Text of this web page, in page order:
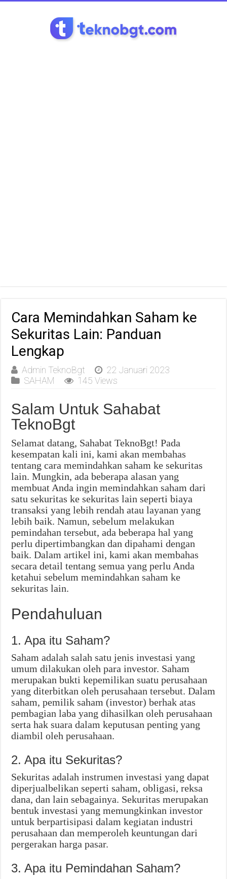
Cara Memindahkan Saham ke
Sekuritas Lain: Panduan
Lengkap
Admin TeknoBgt
22 Januari 2023
SAHAM
145 Views
Salam Untuk Sahabat
TeknoBgt
Selamat datang, Sahabat TeknoBgt! Pada
kesempatan kali ini, kami akan membahas
tentang cara memindahkan saham ke sekuritas
lain. Mungkin, ada beberapa alasan yang
membuat Anda ingin memindahkan saham dari
satu sekuritas ke sekuritas lain seperti biaya
transaksi yang lebih rendah atau layanan yang
lebih baik. Namun, sebelum melakukan
pemindahan tersebut, ada beberapa hal yang
perlu dipertimbangkan dan dipahami dengan
baik. Dalam artikel ini, kami akan membahas
secara detail tentang semua yang perlu Anda
ketahui sebelum memindahkan saham ke
sekuritas lain.
Pendahuluan
1. Apa itu Saham?
Saham adalah salah satu jenis investasi yang
umum dilakukan oleh para investor. Saham
merupakan bukti kepemilikan suatu perusahaan
yang diterbitkan oleh perusahaan tersebut. Dalam
saham, pemilik saham (investor) berhak atas
pembagian laba yang dihasilkan oleh perusahaan
serta hak suara dalam keputusan penting yang
diambil oleh perusahaan.
2. Apa itu Sekuritas?
Sekuritas adalah instrumen investasi yang dapat
diperjualbelikan seperti saham, obligasi, reksa
dana, dan lain sebagainya. Sekuritas merupakan
bentuk investasi yang memungkinkan investor
untuk berpartisipasi dalam kegiatan industri
perusahaan dan memperoleh keuntungan dari
pergerakan harga pasar.
3. Apa itu Pemindahan Saham?